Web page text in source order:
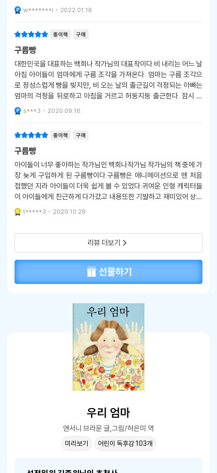
에서도 식사를 하고 빵을 먹는 건 무리...라서, 집으
로 가는길에 챙겨가려고 생각했다.그러나..보름빵
지만..아쉬웠다
w*******i 2022.01.18.
종이책 구매
구름빵
대한민국을 대표하는 백희나 작가님의 대표작이다.비 내리는 어느 날
아침 아이들이 엄마에게 구름 조각을 가져온다. 엄마는 구름 조각으
로 정성스럽게 빵을 빚지만, 비 오는 날의 출근길이 걱정되는 아빠는
엄마의 걱정을 뒤로하고 아침을 거르고 허둥지둥 출근한다. 잠시 후
구름 조각으로 만든 구름빵을 먹은 엄마와 아이들은 하늘을 나는 놀
라운 경험을 하게 된다. 이 기특한 아이들
s***3 2020.09.16.
종이책 구매
구름빵
아이들이 너무 좋아하는 작가님인 백희나작가님.작가님의 책 중에 가
장 늦게 구입하게 된 구름빵이다.구름빵은 애니메이션으로 맨 처음
접했던 지라 아이들이 더욱 쉽게 볼 수 있었다.귀여운 인형 캐릭터들
이 아이들에게 친근하게 다가갔고 내용또한 기발하고 재미있어 상상
의 나래를 펼치기에도 너무 좋았다.아이들이 보는 내내 재미있다고
깔깔거리며 수십번을 들쳐보았다.역시 믿고 읽
t*****3 2020.10.29.
리뷰 더보기
선물하기
우리 엄마
앤서니 브라운 글,그림/허은미 역
미리보기 어린이 독후감 103개